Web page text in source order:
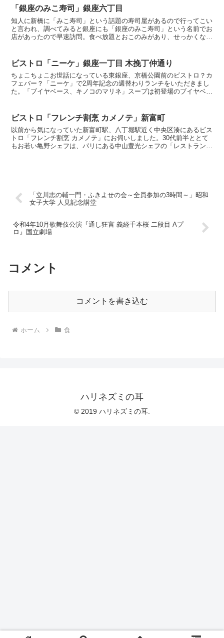
「銀座のみこ寿司」銀座六丁目
知人に新橋に「みこ寿司」という話題の寿司屋があるので行ってこい
と言われ、調べてみると銀座にも「銀座のみこ寿司」という名前でお
店があったので早速訪問。食べ放題とおこのみがあり、せっかくなの
ビストロ「ニーケ」銀座一丁目 木挽丁仲通り
ちょこちょこお世話になっている東銀座、京橋公園前のビストロ？カ
フェバー？「ニーケ」で2周年記念の週替わりランチをいただきまし
た。「ブイヤベース、キノコのマリネ」スープは初登場のブイヤベー
ビストロ「フレンチ割烹 カメノテ」新富町
以前から気になっていた新富町駅、八丁堀駅近く中央区湊にあるビス
トロ「フレンチ割烹 カメノテ」にお伺いしました。30代前半ととて
もお若い亀野シェフは、パリにある中山豊光シェフの「レストラン
「立川志の輔一門・ふきよせの会～全員参加の3時間～」昭和
女子大学 人見記念講堂
令和4年10月歌舞伎公演『通し狂言 義経千本桜 二段目 Aプ
ロ』国立劇場
コメント
コメントを書き込む
ホーム 食
ハリネズミの耳
© 2019 ハリネズミの耳.